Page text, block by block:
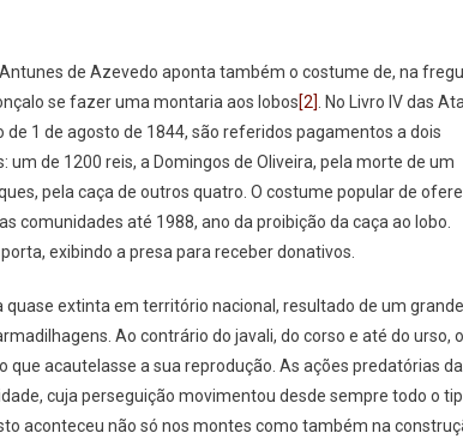
de Azevedo aponta também o costume de, na
se fazer uma montaria aos lobos[2]. No Livro IV das
1 de agosto de 1844, são referidos pagamentos a dois
de 1200 reis, a Domingos de Oliveira, pela morte de um
pela caça de outros quatro. O costume popular de
comunidades até 1988, ano da proibição da caça ao lobo.
exibindo a presa para receber donativos.
extinta em território nacional, resultado de um grande
Ao contrário do javali, do corso e até do urso,
acautelasse a sua reprodução. As ações predatórias
cuja perseguição movimentou desde sempre todo o
aconteceu não só nos montes como também na